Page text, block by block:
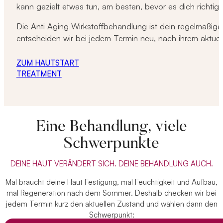
kann gezielt etwas tun, am besten, bevor es dich richtig
Die Anti Aging Wirkstoffbehandlung ist dein
entscheiden wir bei jedem Termin neu, nach ihrem
ZUM HAUTSTART
TREATMENT
Eine Behandlung, viele
Schwerpunkte
DEINE HAUT VERÄNDERT SICH. DEINE BEHANDLUNG AUCH.
Mal braucht deine Haut Festigung, mal Feuchtigkeit und Aufbau,
mal Regeneration nach dem Sommer. Deshalb checken wir bei
jedem Termin kurz den aktuellen Zustand und wählen dann den
Schwerpunkt: